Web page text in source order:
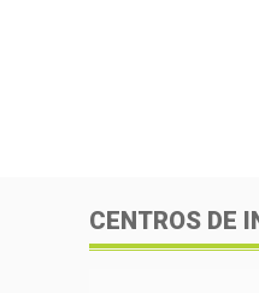
CENTROS DE